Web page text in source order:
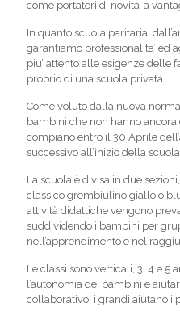
come portatori di novita’ a
In quanto scuola paritaria,
garantiamo professionalita’ ed
piu’ attento alle esigenze delle
proprio di una scuola privata.
Come voluto dalla nuova
bambini che non hanno
compiano entro il 30 Aprile
successivo all’inizio della
La scuola è divisa in due
classico grembiulino giallo o
attività didattiche vengono
suddividendo i bambini per
nell’apprendimento e nel
Le classi sono verticali, 3, 4 e 5
l’autonomia dei bambini e
collaborativo, i grandi aiutano i